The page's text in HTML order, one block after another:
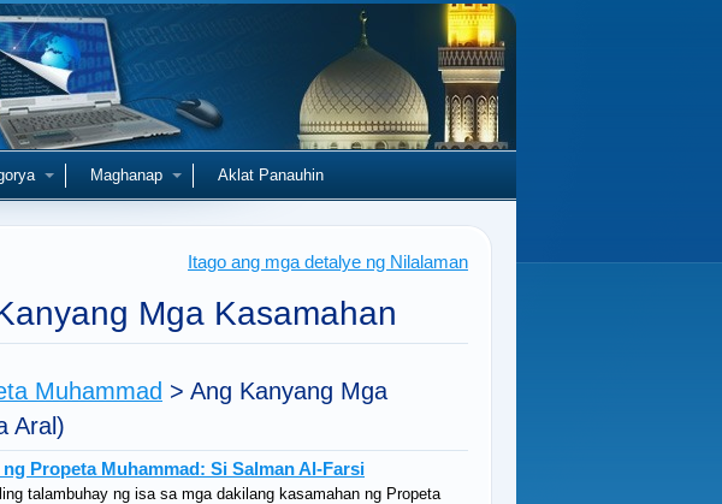
Maghanap Aklat Panauhin
Itago ang mga detalye ng Nilalaman
Mga Kasamahan
Muhammad > Ang Kanyang Mga
Aral)
Propeta Muhammad: Si Salman Al-Farsi
talambuhay ng isa sa mga dakilang kasamahan ng Propeta